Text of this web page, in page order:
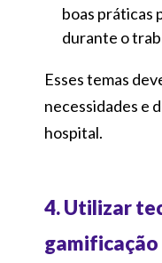
boas práticas
durante o
Esses temas
necessidades e
hospital.
4. Utilizar
gamificação